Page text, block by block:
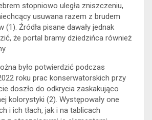
stopniowo uległa zniszczeniu,
usuwana razem z brudem
Źródła pisane dawały jednak
że portal bramy dziedzińca również
było potwierdzić podczas
roku prac konserwatorskich przy
doszło do odkrycia zaskakująco
kolorystyki (2). Występowały one
i ich tłach, jak i na tablicach